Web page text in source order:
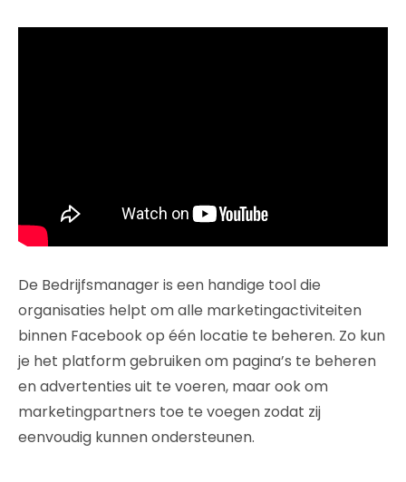
De Bedrijfsmanager is een handige tool die
organisaties helpt om alle marketingactiviteiten
binnen Facebook op één locatie te beheren. Zo kun
je het platform gebruiken om pagina’s te beheren
en advertenties uit te voeren, maar ook om
marketingpartners toe te voegen zodat zij
eenvoudig kunnen ondersteunen.